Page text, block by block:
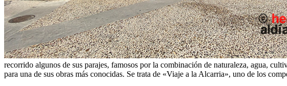
recorrido algunos de sus parajes, famosos por la combinación de naturaleza, agua,
para una de sus obras más conocidas. Se trata de «Viaje a la Alcarria», uno de los